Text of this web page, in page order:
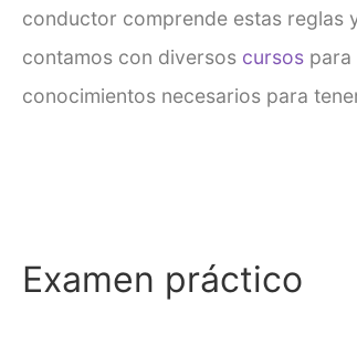
conductor comprende estas reglas
contamos con diversos cursos para
conocimientos necesarios para
Examen práctico